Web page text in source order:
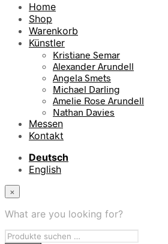
Home
Shop
Warenkorb
Künstler
Kristiane Semar
Alexander Arundell
Angela Smets
Michael Darling
Amelie Rose Arundell
Nathan Davies
Messen
Kontakt
Deutsch
English
×
What are you looking for?